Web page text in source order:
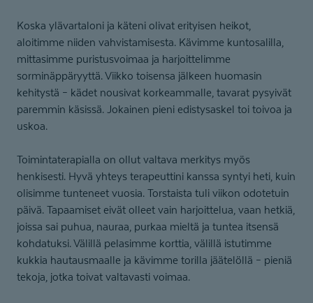
Koska ylävartaloni ja käteni olivat erityisen heikot,
aloitimme niiden vahvistamisesta. Kävimme kuntosalilla,
mittasimme puristusvoimaa ja harjoittelimme
sorminäppäryyttä. Viikko toisensa jälkeen huomasin
kehitystä – kädet nousivat korkeammalle, tavarat pysyivät
paremmin käsissä. Jokainen pieni edistysaskel toi toivoa ja
uskoa.
Toimintaterapialla on ollut valtava merkitys myös
henkisesti. Hyvä yhteys terapeuttini kanssa syntyi heti, kuin
olisimme tunteneet vuosia. Torstaista tuli viikon odotetuin
päivä. Tapaamiset eivät olleet vain harjoittelua, vaan hetkiä,
joissa sai puhua, nauraa, purkaa mieltä ja tuntea itsensä
kohdatuksi. Välillä pelasimme korttia, välillä istutimme
kukkia hautausmaalle ja kävimme torilla jäätelöllä – pieniä
tekoja, jotka toivat valtavasti voimaa.